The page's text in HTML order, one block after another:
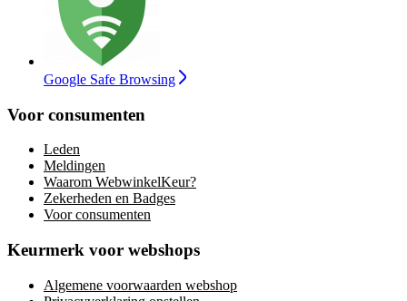
Google Safe Browsing
Voor consumenten
Leden
Meldingen
Waarom WebwinkelKeur?
Zekerheden en Badges
Voor consumenten
Keurmerk voor webshops
Algemene voorwaarden webshop